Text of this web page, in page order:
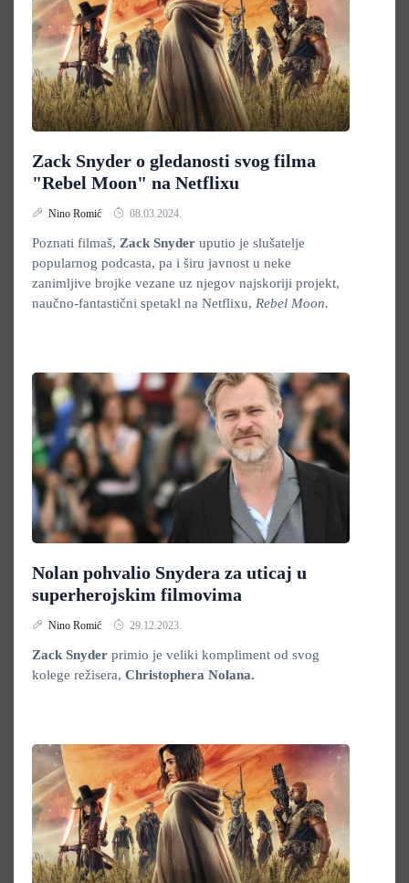
Zack Snyder o gledanosti svog filma
"Rebel Moon" na Netflixu
Nino Romić 08.03.2024.
Poznati filmaš, Zack Snyder uputio je slušatelje
popularnog podcasta, pa i širu javnost u neke
zanimljive brojke vezane uz njegov najskoriji projekt,
naučno-fantastični spetakl na Netflixu, Rebel Moon.
Nolan pohvalio Snydera za uticaj u
superherojskim filmovima
Nino Romić 29.12.2023.
Zack Snyder primio je veliki kompliment od svog
kolege režisera, Christophera Nolana.